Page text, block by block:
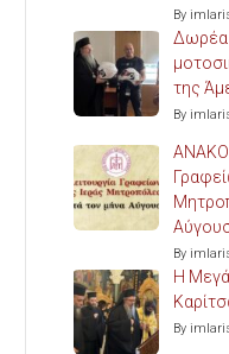
By
Δωρέα
της
By
By
Η
By